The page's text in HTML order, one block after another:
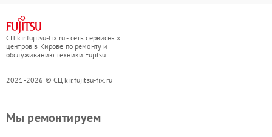
СЦ kir.fujitsu-fix.ru - сеть сервисных
центров в Кирове по ремонту и
обслуживанию техники Fujitsu
2021-2026 © СЦ kir.fujitsu-fix.ru
Мы ремонтируем